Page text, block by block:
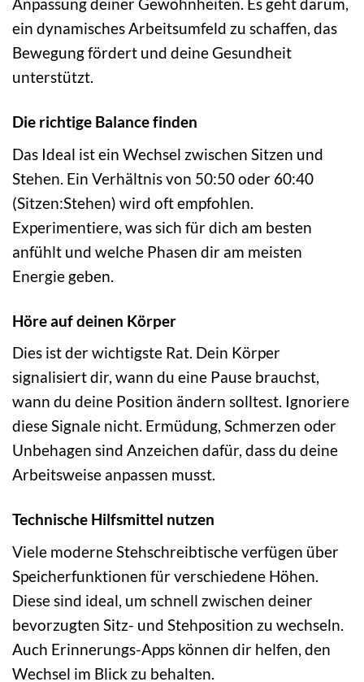
Anpassung deiner Gewohnheiten. Es geht darum,
ein dynamisches Arbeitsumfeld zu schaffen, das
Bewegung fördert und deine Gesundheit
unterstützt.
Die richtige Balance finden
Das Ideal ist ein Wechsel zwischen Sitzen und
Stehen. Ein Verhältnis von 50:50 oder 60:40
(Sitzen:Stehen) wird oft empfohlen.
Experimentiere, was sich für dich am besten
anfühlt und welche Phasen dir am meisten
Energie geben.
Höre auf deinen Körper
Dies ist der wichtigste Rat. Dein Körper
signalisiert dir, wann du eine Pause brauchst,
wann du deine Position ändern solltest. Ignoriere
diese Signale nicht. Ermüdung, Schmerzen oder
Unbehagen sind Anzeichen dafür, dass du deine
Arbeitsweise anpassen musst.
Technische Hilfsmittel nutzen
Viele moderne Stehschreibtische verfügen über
Speicherfunktionen für verschiedene Höhen.
Diese sind ideal, um schnell zwischen deiner
bevorzugten Sitz- und Stehposition zu wechseln.
Auch Erinnerungs-Apps können dir helfen, den
Wechsel im Blick zu behalten.